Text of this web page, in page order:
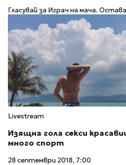
Гласувай за Играч на мача.
Livestream
Изящна гола секси
много спорт
28 септември 2018, 7:00